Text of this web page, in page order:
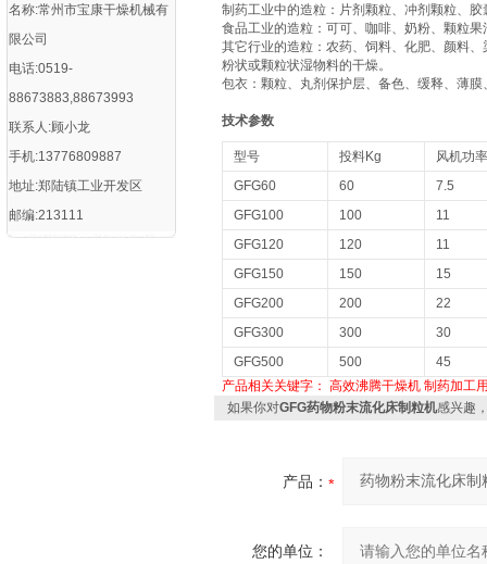
名称:常州市宝康干燥机械有
限公司
电话:0519-
88673883,88673993
联系人:顾小龙
手机:13776809887
地址:郑陆镇工业开发区
邮编:213111
制药工业中的造粒：片剂颗粒、冲剂颗粒、胶
食品工业的造粒：可可、咖啡、奶粉、颗粒果
其它行业的造粒：农药、饲料、化肥、颜料、
粉状或颗粒状湿物料的干燥。
包衣：颗粒、丸剂保护层、备色、缓释、薄膜
技术参数
型号 投料Kg
风机功
GFG60
60
7.5
GFG100
100
11
GFG120
120
11
GFG150
150
15
GFG200
200
22
GFG300
300
30
GFG500
500
45
产品相关关键字： 高效沸腾干燥机 制药加工
如果你对GFG药物粉末流化床制粒机感兴趣
产品：
您的单位：